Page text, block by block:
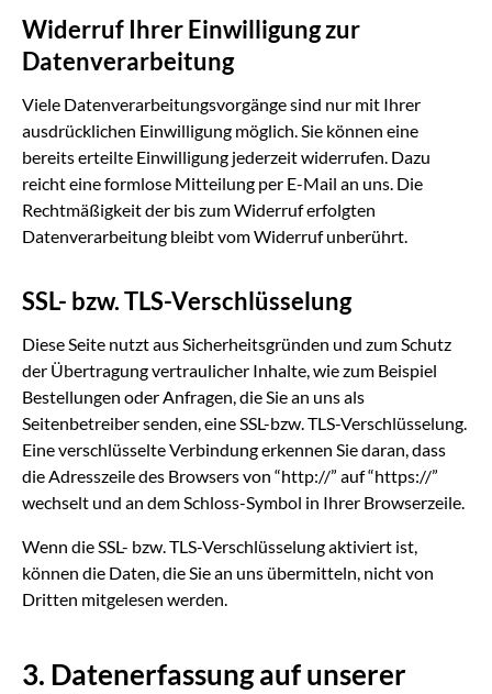
Widerruf Ihrer Einwilligung zur
Datenverarbeitung
Viele Datenverarbeitungsvorgänge sind nur mit Ihrer
ausdrücklichen Einwilligung möglich. Sie können eine
bereits erteilte Einwilligung jederzeit widerrufen. Dazu
reicht eine formlose Mitteilung per E-Mail an uns. Die
Rechtmäßigkeit der bis zum Widerruf erfolgten
Datenverarbeitung bleibt vom Widerruf unberührt.
SSL- bzw. TLS-Verschlüsselung
Diese Seite nutzt aus Sicherheitsgründen und zum Schutz
der Übertragung vertraulicher Inhalte, wie zum Beispiel
Bestellungen oder Anfragen, die Sie an uns als
Seitenbetreiber senden, eine SSL-bzw. TLS-Verschlüsselung.
Eine verschlüsselte Verbindung erkennen Sie daran, dass
die Adresszeile des Browsers von “http://” auf “https://”
wechselt und an dem Schloss-Symbol in Ihrer Browserzeile.
Wenn die SSL- bzw. TLS-Verschlüsselung aktiviert ist,
können die Daten, die Sie an uns übermitteln, nicht von
Dritten mitgelesen werden.
3. Datenerfassung auf unserer